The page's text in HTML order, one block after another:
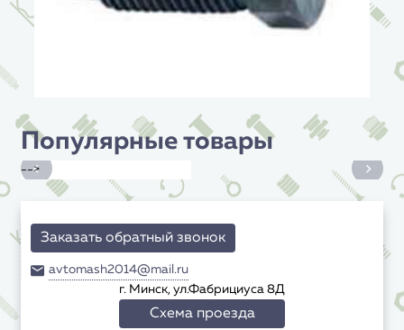
Популярные товары
-->
Заказать обратный звонок
avtomash2014@mail.ru
г. Минск, ул.Фабрициуса 8Д
Схема проезда